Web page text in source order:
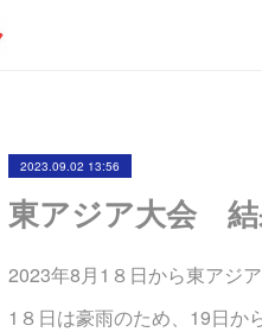
2023.09.02 13:56
東アジア大会
2023年8月1８日から東アジ
1８日は豪雨のため、19日か